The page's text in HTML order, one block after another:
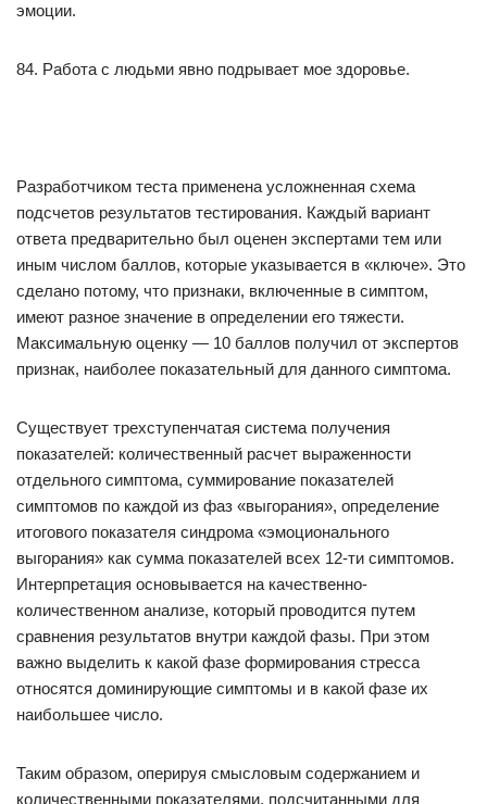
эмоции.
84. Работа с людьми явно подрывает мое здоровье.
Разработчиком теста применена усложненная схема
подсчетов результатов тестирования. Каждый вариант
ответа предварительно был оценен экспертами тем или
иным числом баллов, которые указывается в «ключе». Это
сделано потому, что признаки, включенные в симптом,
имеют разное значение в определении его тяжести.
Максимальную оценку — 10 баллов получил от экспертов
признак, наиболее показательный для данного симптома.
Существует трехступенчатая система получения
показателей: количественный расчет выраженности
отдельного симптома, суммирование показателей
симптомов по каждой из фаз «выгорания», определение
итогового показателя синдрома «эмоционального
выгорания» как сумма показателей всех 12-ти симптомов.
Интерпретация основывается на качественно-
количественном анализе, который проводится путем
сравнения результатов внутри каждой фазы. При этом
важно выделить к какой фазе формирования стресса
относятся доминирующие симптомы и в какой фазе их
наибольшее число.
Таким образом, оперируя смысловым содержанием и
количественными показателями, подсчитанными для